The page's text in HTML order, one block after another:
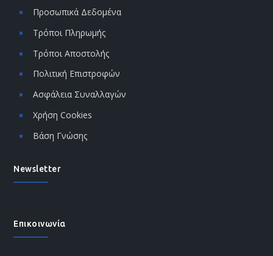
Προσωπικά Δεδομένα
Τρόποι Πληρωμής
Τρόποι Αποστολής
Πολιτική Επιστροφών
Ασφάλεια Συναλλαγών
Χρήση Cookies
Βάση Γνώσης
Newsletter
Επικοινωνία